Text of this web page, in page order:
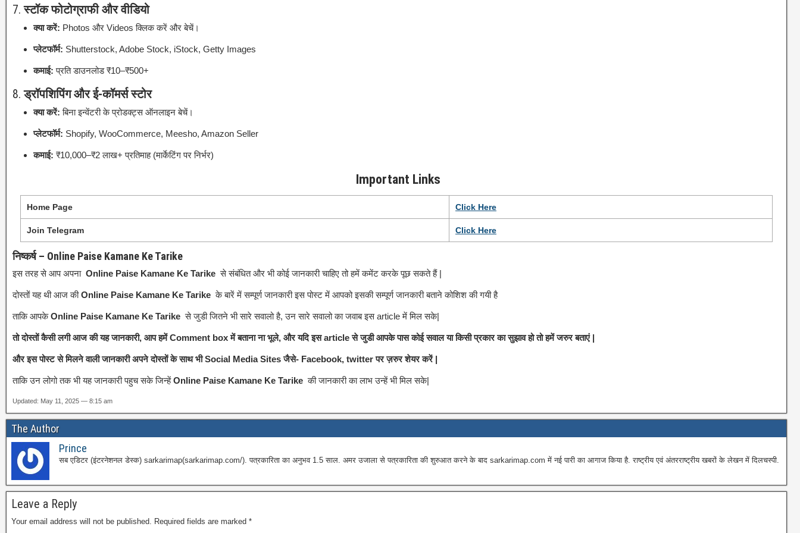
7.स्टॉक फोटोग्राफी और वीडियो
क्या करें: Photos और Videos क्लिक करें और बेचें।
प्लेटफॉर्म: Shutterstock, Adobe Stock, iStock, Getty Images
कमाई: प्रति डाउनलोड ₹10–₹500+
8.ड्रॉपशिपिंग और ई-कॉमर्स स्टोर
क्या करें: बिना इन्वेंटरी के प्रोडक्ट्स ऑनलाइन बेचें।
प्लेटफॉर्म: Shopify, WooCommerce, Meesho, Amazon Seller
कमाई: ₹10,000–₹2 लाख+ प्रतिमाह (मार्केटिंग पर निर्भर)
Important Links
Home Page Click Here
Join Telegram Click Here
निष्कर्ष – Online Paise Kamane Ke Tarike
इस तरह से आप अपना Online Paise Kamane Ke Tarikeसे संबंधित और भी कोई जानकारी चाहिए तो हमें कमेंट करके पूछ सकते हैं |
दोस्तों यह थी आज कीOnline Paise Kamane Ke Tarikeके बारें में सम्पूर्ण जानकारी इस पोस्ट में आपको इसकी सम्पूर्ण जानकारी बताने कोशिश की गयी है
ताकि आपकेOnline Paise Kamane Ke Tarikeसे जुडी जितने भी सारे सवालो है, उन सारे सवालो का जवाब इस article में मिल सके|
तो दोस्तों कैसी लगी आज की यह जानकारी, आप हमें Comment box में बताना ना भूले, और यदि इस article से जुडी आपके पास कोई सवाल या किसी प्रकार का सुझाव हो तो हमें जरुर बताएं |
और इस पोस्ट से मिलने वाली जानकारी अपने दोस्तों के साथ भी Social Media Sites जैसे- Facebook, twitter पर ज़रुर शेयर करें |
ताकि उन लोगो तक भी यह जानकारी पहुच सके जिन्हेंOnline Paise Kamane Ke Tarikeकी जानकारी का लाभ उन्हें भी मिल सके|
Updated: May 11, 2025 — 8:15 am
The Author
Prince
सब एडिटर (इंटरनेशनल डेस्क) sarkarimap(sarkarimap.com/). पत्रकारिता का अनुभव 1.5 साल. अमर उजाला से पत्रकारिता की शुरुआत करने के बाद sarkarimap.com में नई पारी का आगाज किया है. राष्ट्रीय एवं अंतरराष्ट्रीय खबरों के लेखन में दिलचस्पी.
Leave a Reply
Your email address will not be published. Required fields are marked *